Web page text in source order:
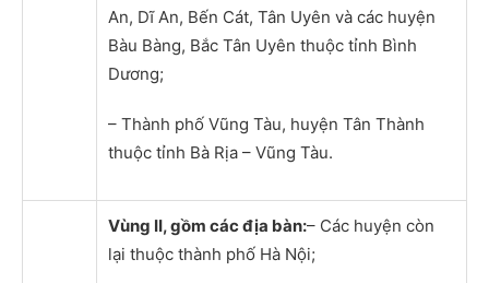
An, Dĩ An, Bến Cát, Tân Uyên và các huyện
Bàu Bàng, Bắc Tân Uyên thuộc tỉnh Bình
Dương;
– Thành phố Vũng Tàu, huyện Tân Thành
thuộc tỉnh Bà Rịa – Vũng Tàu.
Vùng II, gồm các địa bàn:– Các huyện còn
lại thuộc thành phố Hà Nội;